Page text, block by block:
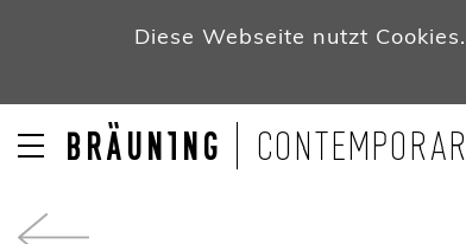
Diese Webseite nutzt